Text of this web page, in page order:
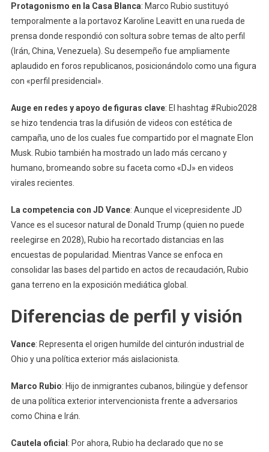
Protagonismo en la Casa Blanca: Marco Rubio sustituyó
temporalmente a la portavoz Karoline Leavitt en una rueda de
prensa donde respondió con soltura sobre temas de alto perfil
(Irán, China, Venezuela). Su desempeño fue ampliamente
aplaudido en foros republicanos, posicionándolo como una figura
con «perfil presidencial».
Auge en redes y apoyo de figuras clave: El hashtag #Rubio2028
se hizo tendencia tras la difusión de videos con estética de
campaña, uno de los cuales fue compartido por el magnate Elon
Musk. Rubio también ha mostrado un lado más cercano y
humano, bromeando sobre su faceta como «DJ» en videos
virales recientes.
La competencia con JD Vance: Aunque el vicepresidente JD
Vance es el sucesor natural de Donald Trump (quien no puede
reelegirse en 2028), Rubio ha recortado distancias en las
encuestas de popularidad. Mientras Vance se enfoca en
consolidar las bases del partido en actos de recaudación, Rubio
gana terreno en la exposición mediática global.
Diferencias de perfil y visión
Vance: Representa el origen humilde del cinturón industrial de
Ohio y una política exterior más aislacionista.
Marco Rubio: Hijo de inmigrantes cubanos, bilingüe y defensor
de una política exterior intervencionista frente a adversarios
como China e Irán.
Cautela oficial : Por ahora, Rubio ha declarado que no se